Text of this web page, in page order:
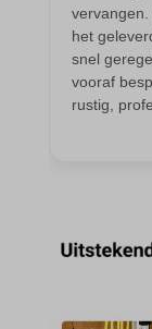
het
snel
vooraf
rustig,
wpl_viewed_cookie
et-saving-post-*
euCookie